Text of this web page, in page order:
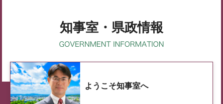
知事室・県政情報
ようこそ知事室へ